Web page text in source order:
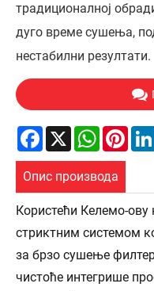
традиционалној
дуго време сушења,
нестабилни резултати.
Facebook
X
Опис производа
Користећи Келемо-
стриктним системом
за брзо сушење
чистоће интегрише